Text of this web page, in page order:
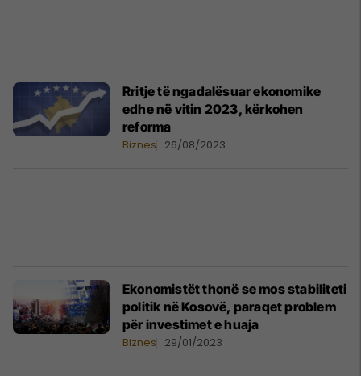
Rritje të ngadalësuar ekonomike
edhe në vitin 2023, kërkohen
reforma
Biznes 26/08/2023
Ekonomistët thonë se mos stabiliteti
politik në Kosovë, paraqet problem
për investimet e huaja
Biznes 29/01/2023